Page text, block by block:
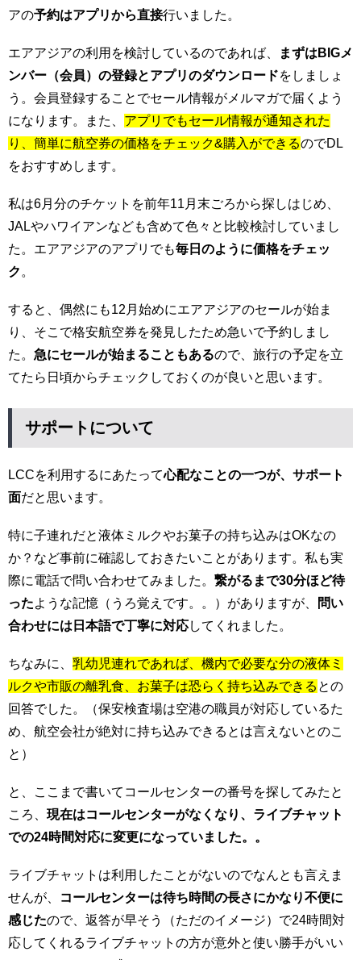
アの予約はアプリから直接行いました。
エアアジアの利用を検討しているのであれば、
まずはBIGメ
ンバー（会員）の登録とアプリのダウンロードをしましょ
う。会員登録することでセール情報がメルマガで届くよう
になります。また、 アプリでもセール情報が通知された
り、簡単に航空券の価格をチェック&購入ができるのでDL
をおすすめします。
私は6月分のチケットを前年11月末ごろから探しはじめ、
JALやハワイアンなども含めて色々と比較検討していまし
た。エアアジアのアプリでも毎日のように価格をチェッ
ク 。
すると、偶然にも12月始めにエアアジアのセールが始ま
り、そこで格安航空券を発見したため急いで予約しまし
た。 急にセールが始まることもあるので、旅行の予定を立
てたら日頃からチェックしておくのが良いと思います。
サポートについて
LCCを利用するにあたって心配なことの一つが、サポート
面だと思います。
特に子連れだと液体ミルクやお菓子の持ち込みはOKなの
か？など事前に確認しておきたいことがあります。私も実
際に電話で問い合わせてみました。 繋がるまで30分ほど待
ったような記憶（うろ覚えです。。）がありますが、
問い
合わせには日本語で丁寧に対応してくれました。
ちなみに、 乳幼児連れであれば、機内で必要な分の液体ミ
ルクや市販の離乳食、お菓子は恐らく持ち込みできる との
回答でした。（保安検査場は空港の職員が対応しているた
め、航空会社が絶対に持ち込みできるとは言えないとのこ
と）
と、ここまで書いてコールセンターの番号を探してみたと
ころ、 現在はコールセンターがなくなり、ライブチャット
での24時間対応に変更になっていました。。
ライブチャットは利用したことがないのでなんとも言えま
せんが、
コールセンターは待ち時間の長さにかなり不便に
感じたので、返答が早そう（ただのイメージ）で24時間対
応してくれるライブチャットの方が意外と使い勝手がいい